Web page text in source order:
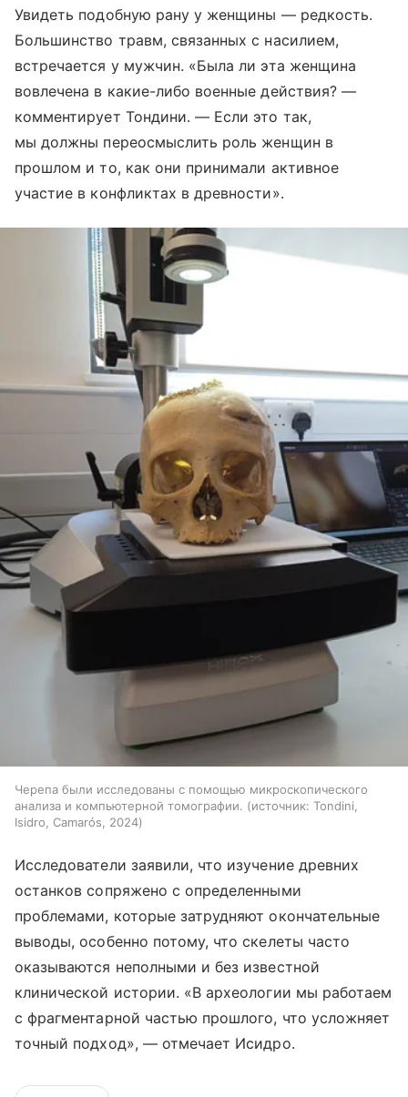
Увидеть подобную ​​рану у женщины — редкость.
Большинство травм, связанных с насилием,
встречается у мужчин. «Была ли эта женщина
вовлечена в какие-либо военные действия? —
комментирует Тондини. — Если это так,
мы должны переосмыслить роль женщин в
прошлом и то, как они принимали активное
участие в конфликтах в древности».
Черепа были исследованы с помощью микроскопического
анализа и компьютерной томографии.
источник: Tondini,
Isidro, Camarós, 2024
Исследователи заявили, что изучение древних
останков сопряжено с определенными
проблемами, которые затрудняют окончательные
выводы, особенно потому, что скелеты часто
оказываются неполными и без известной
клинической истории. «В археологии мы работаем
с фрагментарной частью прошлого, что усложняет
точный подход», — отмечает Исидро.